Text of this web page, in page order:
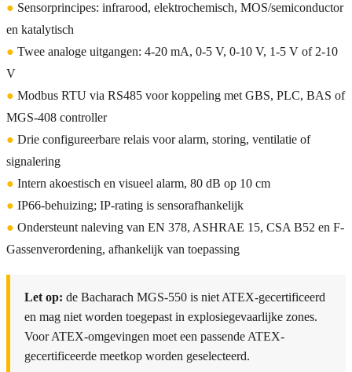
● Sensorprincipes: infrarood, elektrochemisch, MOS/semiconductor
en katalytisch
● Twee analoge uitgangen: 4-20 mA, 0-5 V, 0-10 V, 1-5 V of 2-10
V
● Modbus RTU via RS485 voor koppeling met GBS, PLC, BAS of
MGS-408 controller
● Drie configureerbare relais voor alarm, storing, ventilatie of
signalering
● Intern akoestisch en visueel alarm, 80 dB op 10 cm
● IP66-behuizing; IP-rating is sensorafhankelijk
● Ondersteunt naleving van EN 378, ASHRAE 15, CSA B52 en F-
Gassenverordening, afhankelijk van toepassing
Let op: de Bacharach MGS-550 is niet ATEX-gecertificeerd
en mag niet worden toegepast in explosiegevaarlijke zones.
Voor ATEX-omgevingen moet een passende ATEX-
gecertificeerde meetkop worden geselecteerd.